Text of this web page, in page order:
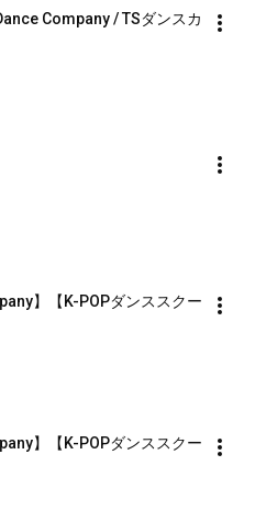
Company / TSダンスカ
】【K-POPダンススクー
】【K-POPダンススクー